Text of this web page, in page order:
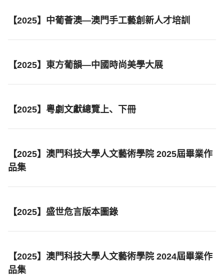
【2025】中葡薈澳—澳門手工藝創新人才培訓
【2025】東方葡韻—中國時尚美學大展
【2025】粵劇文獻總覽上、下冊
【2025】澳門科技大學人文藝術學院 2025屆畢業作
品集
【2025】盛世危言版本圖錄
【2025】澳門科技大學人文藝術學院 2024屆畢業作
品集